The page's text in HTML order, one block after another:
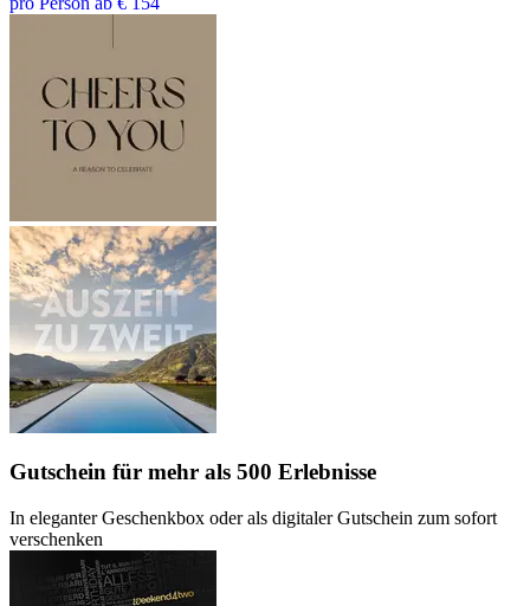
Gutschein für mehr als 500 Erlebnisse
In eleganter Geschenkbox oder als digitaler Gutschein zum sofort
verschenken